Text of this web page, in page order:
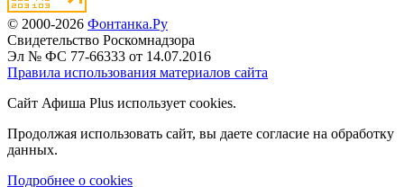
© 2000-2026 Фонтанка.Ру
Свидетельство Роскомнадзора
Эл № ФС 77-66333 от 14.07.2016
Правила использования материалов сайта
Сайт Афиша Plus использует cookies.
Продолжая использовать сайт, вы даете согласие на обработку
данных.
Подробнее о cookies